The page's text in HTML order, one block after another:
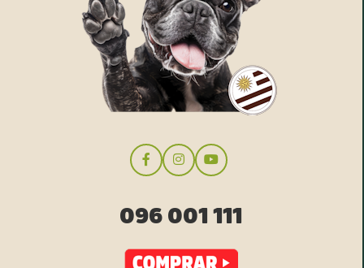
096 001 111